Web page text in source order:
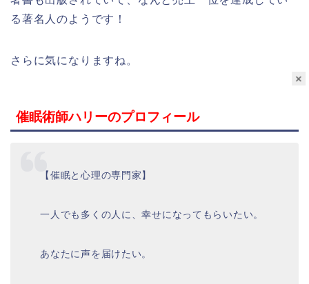
る著名人のようです！
さらに気になりますね。
催眠術師ハリーのプロフィール
【催眠と心理の専門家】
一人でも多くの人に、幸せになってもらいたい。
あなたに声を届けたい。
×